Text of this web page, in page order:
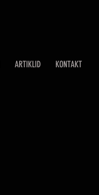
ARTIKLID KONTAKT